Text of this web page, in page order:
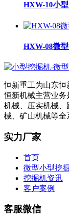
HXW-10小
HXW-08微
恒新重工为山东恒
恒新机械主营业务
机械、压实机械
械、矿山机械等全
实力厂家
首页
微型小型挖
挖掘机资讯
客户案例
客服微信